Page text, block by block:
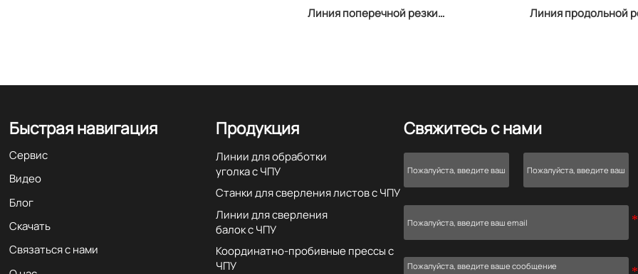
Линия поперечной резки
Линия продольной
Быстрая навигация
Сервис
Видео
Блог
Скачать
Связаться с нами
Продукция
Линии для обработки
уголка с ЧПУ
Станки для сверления листов с ЧПУ
Линии для сверления
балок с ЧПУ
Координатно-пробивные прессы с
ЧПУ
Свяжитесь с нами